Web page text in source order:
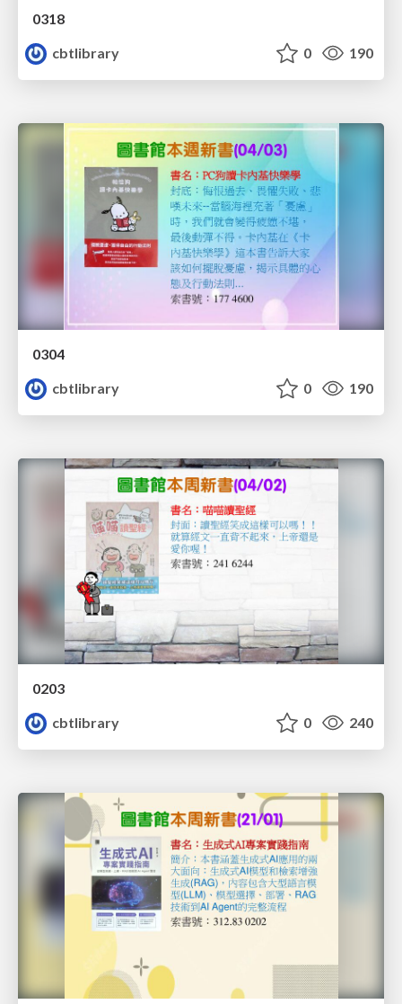
0318
cbtlibrary
0 190
0304
cbtlibrary
0 190
0203
cbtlibrary
0 240